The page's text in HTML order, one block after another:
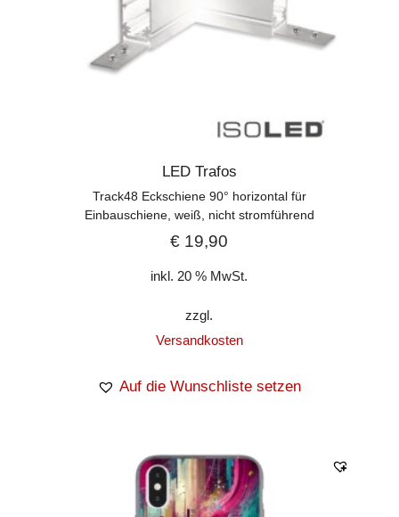
LED Trafos
Track48 Eckschiene 90° horizontal für
Einbauschiene, weiß, nicht stromführend
€ 19,90
inkl. 20 % MwSt.
zzgl.
Versandkosten
Auf die Wunschliste setzen